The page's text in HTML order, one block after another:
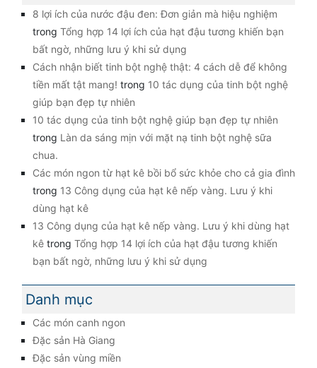
8 lợi ích của nước đậu đen: Đơn giản mà hiệu nghiệm
trong Tổng hợp 14 lợi ích của hạt đậu tương khiến bạn
bất ngờ, những lưu ý khi sử dụng
Cách nhận biết tinh bột nghệ thật: 4 cách dễ để không
tiền mất tật mang! trong 10 tác dụng của tinh bột nghệ
giúp bạn đẹp tự nhiên
10 tác dụng của tinh bột nghệ giúp bạn đẹp tự nhiên
trong Làn da sáng mịn với mặt nạ tinh bột nghệ sữa
chua.
Các món ngon từ hạt kê bồi bổ sức khỏe cho cả gia đình
trong 13 Công dụng của hạt kê nếp vàng. Lưu ý khi
dùng hạt kê
13 Công dụng của hạt kê nếp vàng. Lưu ý khi dùng hạt
kê trong Tổng hợp 14 lợi ích của hạt đậu tương khiến
bạn bất ngờ, những lưu ý khi sử dụng
Danh mục
Các món canh ngon
Đặc sản Hà Giang
Đặc sản vùng miền